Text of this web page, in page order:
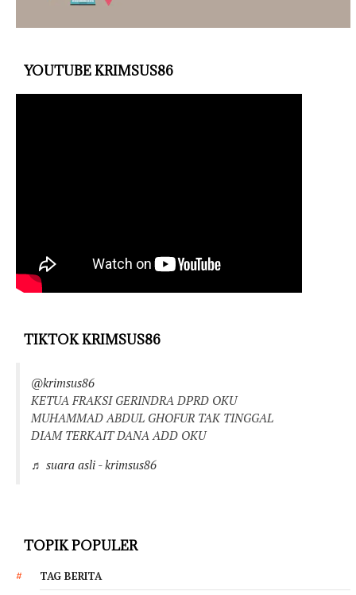
YOUTUBE KRIMSUS86
TIKTOK KRIMSUS86
@krimsus86
KETUA FRAKSI GERINDRA DPRD OKU
MUHAMMAD ABDUL GHOFUR TAK TINGGAL
DIAM TERKAIT DANA ADD OKU
♬ suara asli - krimsus86
TOPIK POPULER
TAG BERITA